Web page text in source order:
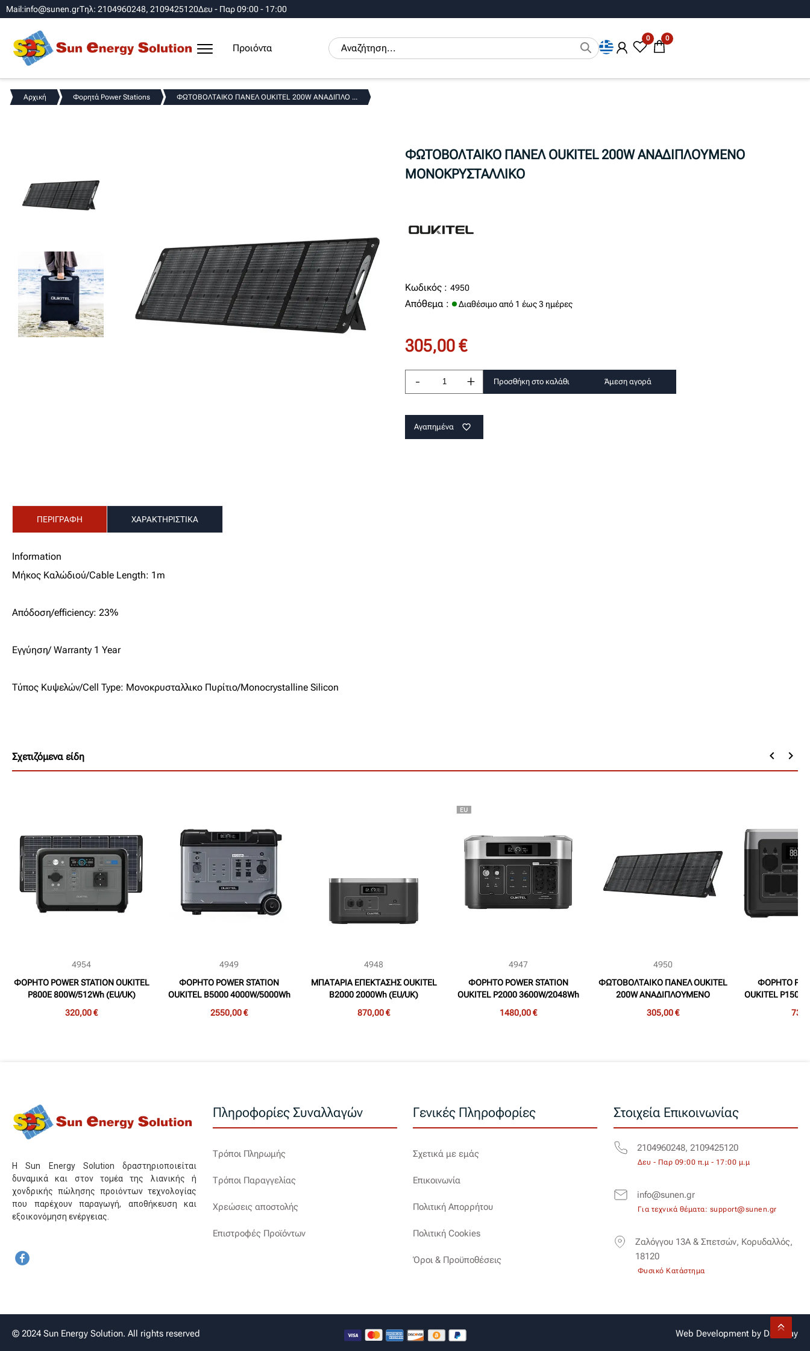
Mail:info@sunen.grΤηλ: 2104960248, 2109425120Δευ - Παρ 09:00 - 17:00
Προιόντα
0 0
Αρχική Φορητά Power Stations ΦΩΤΟΒΟΛΤΑΙΚΟ ΠΑΝΕΛ OUKITEL 200W ΑΝΑΔΙΠΛΟ ...
ΦΩΤΟΒΟΛΤΑΙΚΟ ΠΑΝΕΛ OUKITEL 200W ΑΝΑΔΙΠΛΟΥΜΕΝΟ
ΜΟΝΟΚΡΥΣΤΑΛΛΙΚΟ
Κωδικός : 4950
Απόθεμα : Διαθέσιμο από 1 έως 3 ημέρες
305,00 €
- + Προσθήκη στο καλάθι Άμεση αγορά
Αγαπημένα favorite_border
ΠΕΡΙΓΡΑΦΗ ΧΑΡΑΚΤΗΡΙΣΤΙΚΑ
Information
Μήκος Καλώδιού/Cable Length: 1m
Απόδοση/efficiency: 23%
Εγγύηση/ Warranty 1 Year
Τύπος Κυψελών/Cell Type: Μονοκρυσταλλικo Πυρίτιο/Monocrystalline Silicon
Σχετιζόμενα είδη keyboard_arrow_left keyboard_arrow_right
4954
ΦΟΡΗΤΟ POWER STATION OUKITEL
P800E 800W/512Wh (EU/UK)
320,00 €
4949
ΦΟΡΗΤΟ POWER STATION
OUKITEL B5000 4000W/5000Wh
2550,00 €
4948
ΜΠΑΤΑΡΙΑ ΕΠΕΚΤΑΣΗΣ OUKITEL
B2000 2000Wh (EU/UK)
870,00 €
4947
ΦΟΡΗΤΟ POWER STATION
OUKITEL P2000 3600W/2048Wh
1480,00 €
4950
ΦΩΤΟΒΟΛΤΑΙΚΟ ΠΑΝΕΛ OUKITEL
200W ΑΝΑΔΙΠΛΟΥΜΕΝΟ
305,00 €
ΦΟΡΗΤΟ
OUKITEL
Η Sun Energy Solution δραστηριοποιείται
δυναμικά και στον τομέα της λιανικής ή
χονδρικής πώλησης προιόντων τεχνολογίας
που παρέχουν παραγωγή, αποθήκευση και
εξοικονόμηση ενέργειας.
Πληροφορίες Συναλλαγών
Τρόποι Πληρωμής
Τρόποι Παραγγελίας
Χρεώσεις αποστολής
Επιστροφές Προϊόντων
Γενικές Πληροφορίες
Σχετικά με εμάς
Επικοινωνία
Πολιτική Απορρήτου
Πολιτική Cookies
Όροι & Προϋποθέσεις
Στοιχεία Επικοινωνίας
2104960248, 2109425120
Δευ - Παρ 09:00 π.μ - 17:00 μ.μ
info@sunen.gr
Για τεχνικά θέματα: support@sunen.gr
Ζαλόγγου 13Α & Σπετσών, Κορυδαλλός,
18120
Φυσικό Κατάστημα
© 2024 Sun Energy Solution. All rights reserved Web Development by Dataway